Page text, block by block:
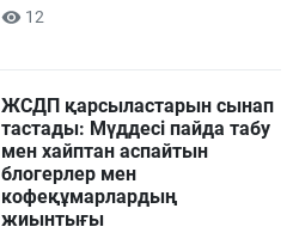
12
ЖСДП қарсыластарын сынап
тастады: Мүддесі пайда табу
мен хайптан аспайтын
блогерлер мен
кофеқұмарлардың
жиынтығы